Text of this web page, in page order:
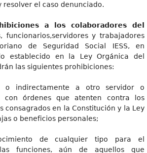
resolver el caso denunciado.
a los colaboradores del
funcionarios,servidores y trabajadores
de Seguridad Social IESS, en
establecido en la Ley Orgánica del
las siguientes prohibiciones:
o indirectamente a otro servidor o
con órdenes que atenten contra los
consagrados en la Constitución y la Ley
o beneficios personales;
de cualquier tipo para el
funciones, aún de aquellos que